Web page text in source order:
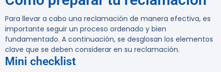
Para llevar a cabo una reclamación de manera efectiva, es
importante seguir un proceso ordenado y bien
fundamentado. A continuación, se desglosan los elementos
clave que se deben considerar en su reclamación.
Mini checklist